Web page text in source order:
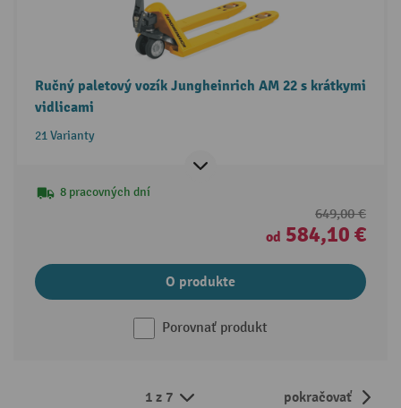
Ručný paletový vozík Jungheinrich AM 22 s krátkymi
vidlicami
21 Varianty
8 pracovných dní
649,00 €
od 584,10 €
O produkte
Porovnať produkt
1 z 7 pokračovať